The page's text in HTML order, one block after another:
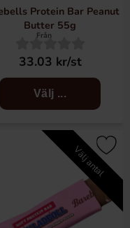
Protein Bar Peanut
Butter 55g
Från
33.03 kr/st
Välj ...
Välj antal